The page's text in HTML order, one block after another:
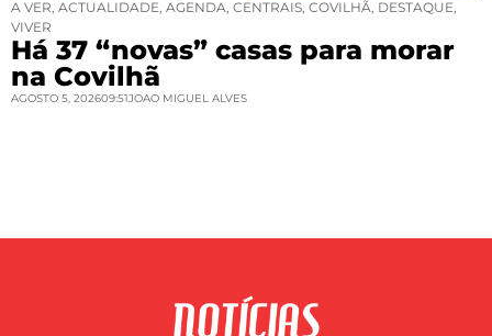
A VER, ACTUALIDADE, AGENDA, CENTRAIS, COVILHÃ, DESTAQUE,
VIVER
Há 37 “novas” casas para morar
na Covilhã
AGOSTO 5, 202609:51JOAO MIGUEL ALVES